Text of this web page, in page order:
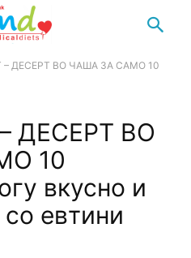
– ДЕСЕРТ ВО ЧАША ЗА САМО 10
ДЕСЕРТ ВО
10
вкусно и
евтини